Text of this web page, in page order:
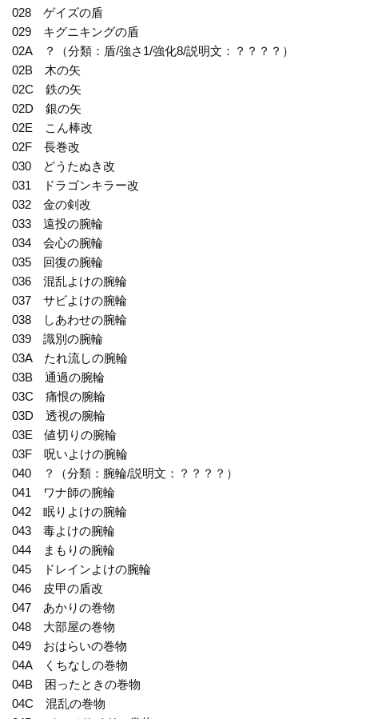
028 ゲイズの盾
029 キグニキングの盾
02A ？（分類：盾/強さ1/強化8/説明文：？？？？）
02B 木の矢
02C 鉄の矢
02D 銀の矢
02E こん棒改
02F 長巻改
030 どうたぬき改
031 ドラゴンキラー改
032 金の剣改
033 遠投の腕輪
034 会心の腕輪
035 回復の腕輪
036 混乱よけの腕輪
037 サビよけの腕輪
038 しあわせの腕輪
039 識別の腕輪
03A たれ流しの腕輪
03B 通過の腕輪
03C 痛恨の腕輪
03D 透視の腕輪
03E 値切りの腕輪
03F 呪いよけの腕輪
040 ？（分類：腕輪/説明文：？？？？）
041 ワナ師の腕輪
042 眠りよけの腕輪
043 毒よけの腕輪
044 まもりの腕輪
045 ドレインよけの腕輪
046 皮甲の盾改
047 あかりの巻物
048 大部屋の巻物
049 おはらいの巻物
04A くちなしの巻物
04B 困ったときの巻物
04C 混乱の巻物